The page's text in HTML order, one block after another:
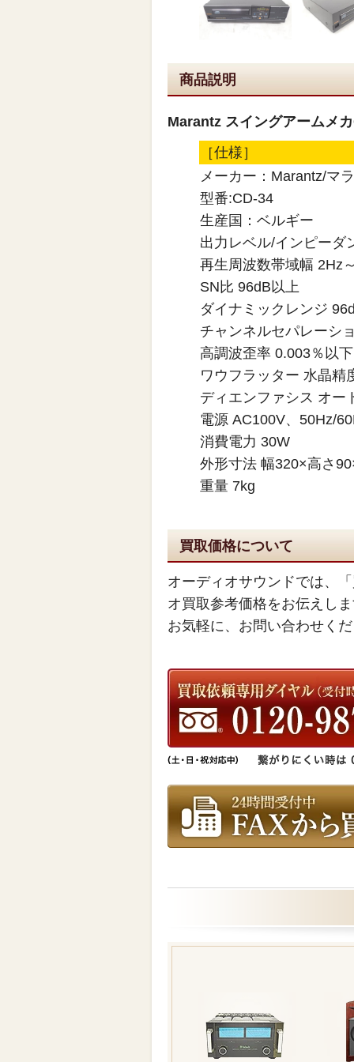
商品説明
Marantz スイングアームメ
［仕様］
メーカー：Marantz/マ
型番:CD-34
生産国：ベルギー
出力レベル/インピーダ
再生周波数帯域幅 2Hz
SN比 96dB以上
ダイナミックレンジ
チャンネルセパレーシ
高調波歪率 0.003％以
ワウフラッター 水晶精
ディエンファシス オー
電源 AC100V、50Hz/
消費電力 30W
外形寸法 幅320×高さ
重量 7kg
買取価格について
オーディオサウンドでは、
オ買取参考価格をお伝えし
お気軽に、お問い合わせく